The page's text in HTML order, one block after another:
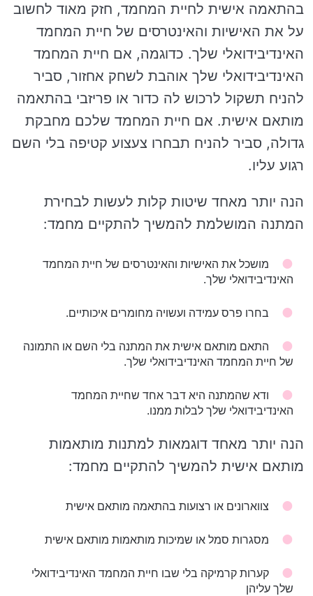
בהתאמה אישית לחיית המחמד, חזק מאוד לחשוב
על את האישיות והאינטרסים של חיית המחמד
האינדיבידואלי שלך. כדוגמה, אם חיית המחמד
האינדיבידואלי שלך אוהבת לשחק אחזור, סביר
להניח תשקול לרכוש לה כדור או פריזבי בהתאמה
מותאם אישית. אם חיית המחמד שלכם מחבקת
גדולה, סביר להניח תבחרו צעצוע קטיפה בלי השם
רגוע עליו.
הנה יותר מאחד שיטות קלות לעשות לבחירת
המתנה המושלמת להמשיך להתקיים מחמד:
מושכל את האישיות והאינטרסים של חיית המחמד
האינדיבידואלי שלך.
בחרו פרס עמידה ועשויה מחומרים איכותיים.
התאם מותאם אישית את המתנה בלי השם או התמונה
של חיית המחמד האינדיבידואלי שלך.
ודא שהמתנה היא דבר אחד שחיית המחמד
האינדיבידואלי שלך לבלות ממנו.
הנה יותר מאחד דוגמאות למתנות מותאמות
מותאם אישית להמשיך להתקיים מחמד:
צווארונים או רצועות בהתאמה מותאם אישית
מסגרות סמל או שמיכות מותאמות מותאם אישית
קערות קרמיקה בלי שבו חיית המחמד האינדיבידואלי
שלך עליהן